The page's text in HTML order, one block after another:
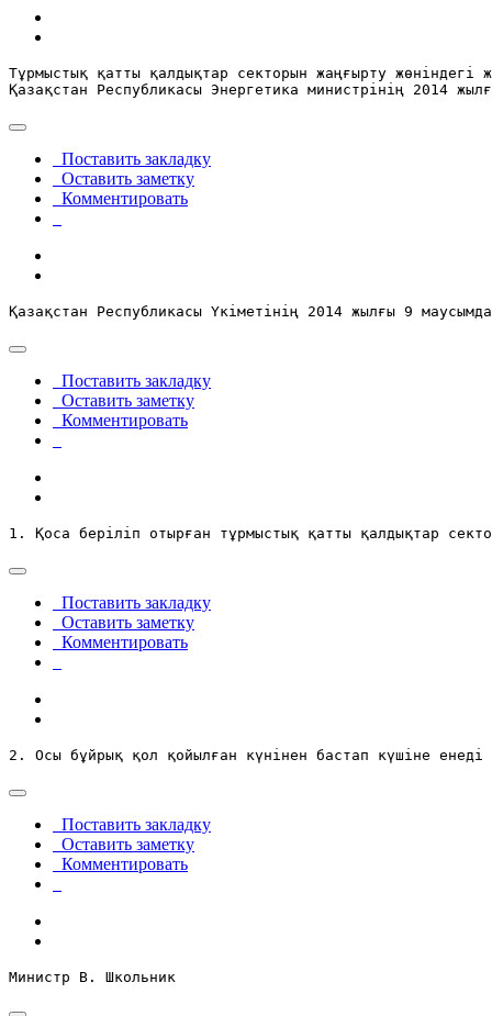
Тұрмыстық қатты қалдықтар секторын жаңғырту жөніндегі
Қазақстан Республикасы Энергетика министрінің 2014
Поставить закладку
Оставить заметку
Комментировать
Қазақстан Республикасы Үкіметінің 2014 жылғы 9
Поставить закладку
Оставить заметку
Комментировать
1. Қоса беріліп отырған тұрмыстық қатты қалдықтар
Поставить закладку
Оставить заметку
Комментировать
2. Осы бұйрық қол қойылған күнінен бастап күшіне
Поставить закладку
Оставить заметку
Комментировать
Министр В. Школьник